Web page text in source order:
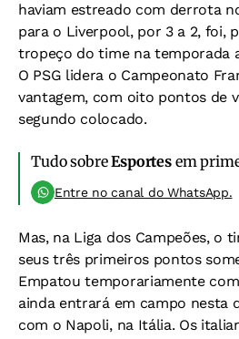
haviam estreado com derrota
para o Liverpool, por 3 a 2, foi,
tropeço do time na temporada
O PSG lidera o Campeonato
vantagem, com oito pontos de
segundo colocado.
Tudo sobreEsportesem
Entre no canal do WhatsApp.
Mas, na Liga dos Campeões, o
seus três primeiros pontos
Empatou temporariamente
ainda entrará em campo nesta
com o Napoli, na Itália. Os